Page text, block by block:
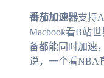
番茄加速器支持
Macbook看B站
备都能同时加速
说，一个看NBA